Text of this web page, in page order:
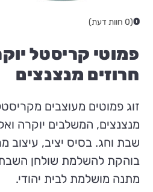
0(0 חוות דעת)
פמוטי קריסטל
חרוזים מנצנצים
זוג פמוטים מעוצבים
מנצנצים, המשלבים יוקרה
שבת וחג. בסיס יציב, עיצוב
בוהקת להשלמת שולחן השבת
מתנה מושלמת לבית יהודי.